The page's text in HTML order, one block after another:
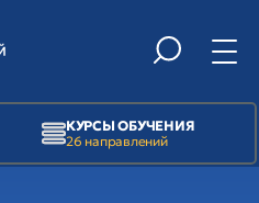
КУРСЫ ОБУЧЕНИЯ
26 направлений